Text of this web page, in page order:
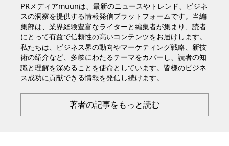
PRメディアmuunは、最新のニュースやトレンド、ビジネ
スの洞察を提供する情報発信プラットフォームです。当編
集部は、業界経験豊富なライターと編集者が集まり、読者
にとって有益で信頼性の高いコンテンツをお届けします。
私たちは、ビジネス界の動向やマーケティング戦略、新技
術の紹介など、多岐にわたるテーマをカバーし、読者の知
識と理解を深めることを使命としています。皆様のビジネ
ス成功に貢献できる情報を発信し続けます。
著者の記事をもっと読む